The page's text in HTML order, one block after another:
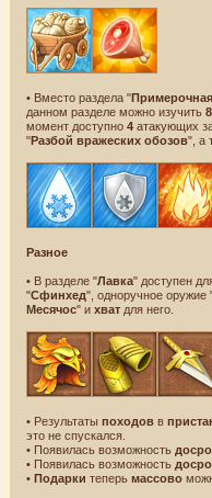
• Вместо раздела "Примерочная
данном разделе можно изучить 8
момент доступно 4 атакующих
"Разбой вражеских обозов", а
Разное
• В разделе "Лавка" доступен
"Сфинхед", одноручное оружие
Месячос" и хват для него.
• Результаты походов в
это не спускался.
• Появилась возможность
• Появилась возможность
• Подарки теперь массово